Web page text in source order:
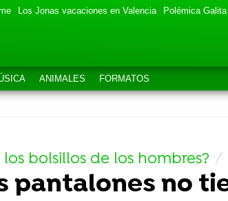
Los Jonas vacaciones en Valencia Polémica
ANIMALES FORMATOS
bolsillos de los hombres?
pantalones no